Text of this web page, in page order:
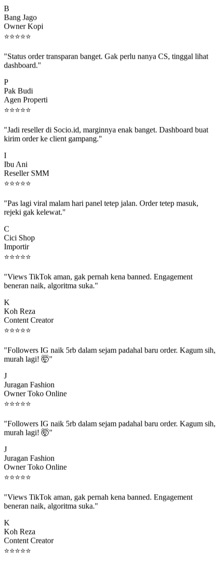
Bang Jago
Owner Kopi
⭐⭐⭐⭐⭐
dashboard."
Pak Budi
Agen Properti
⭐⭐⭐⭐⭐
kirim order ke client gampang."
Ibu Ani
Reseller SMM
⭐⭐⭐⭐⭐
rejeki gak kelewat."
Cici Shop
Importir
⭐⭐⭐⭐⭐
beneran naik, algoritma suka."
Koh Reza
Content Creator
⭐⭐⭐⭐⭐
murah lagi! 🤯"
Juragan Fashion
Owner Toko Online
⭐⭐⭐⭐⭐
murah lagi! 🤯"
Juragan Fashion
Owner Toko Online
⭐⭐⭐⭐⭐
beneran naik, algoritma suka."
Koh Reza
Content Creator
⭐⭐⭐⭐⭐